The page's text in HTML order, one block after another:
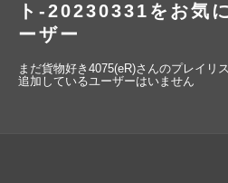
ト-20230331をお気
ーザー
まだ貨物好き4075(eR)さんのプレイリ
追加しているユーザーはいません